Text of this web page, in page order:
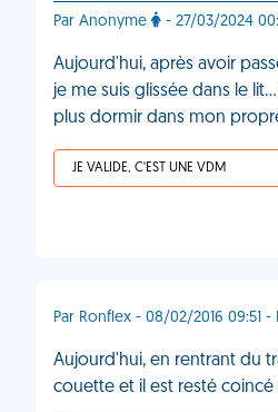
Par Anonyme - 27/03/2024
Aujourd'hui, après avoir
je me suis glissée dans le
plus dormir dans mon
JE VALIDE, C'EST UNE VDM
Par Ronflex - 08/02/2016 09:51 -
Aujourd'hui, en rentrant du
couette et il est resté coincé